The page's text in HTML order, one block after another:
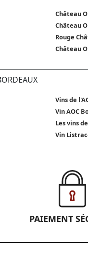
Château
Château
Rouge
Château
Vins de
Vin AOC
Les vins
Vin
PAIEMENT